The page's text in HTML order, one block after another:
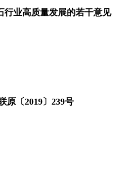
行业高质量发展的若干意见
原〔2019〕239号